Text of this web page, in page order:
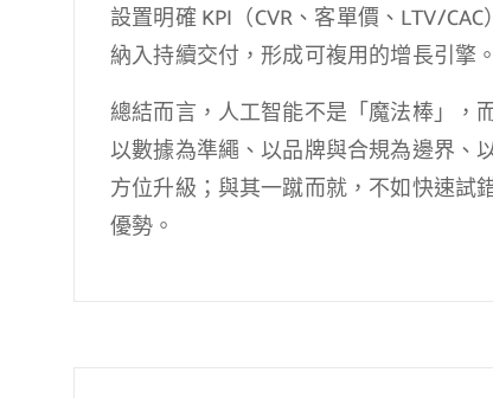
設置明確 KPI（CVR、客單價、LTV/
納入持續交付，形成可複用的增長引擎。
總結而言，人工智能不是「魔法棒」，
以數據為準繩、以品牌與合規為邊界、
方位升級；與其一蹴而就，不如快速試
優勢。